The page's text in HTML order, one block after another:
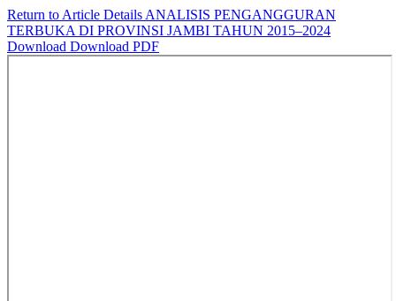
Return to Article Details ANALISIS PENGANGGURAN
TERBUKA DI PROVINSI JAMBI TAHUN 2015–2024
Download Download PDF